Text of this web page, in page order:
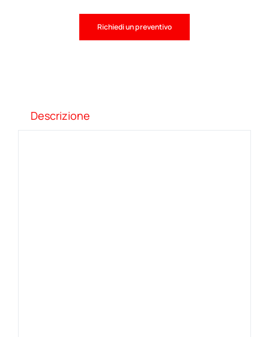
Richiedi un preventivo
Descrizione